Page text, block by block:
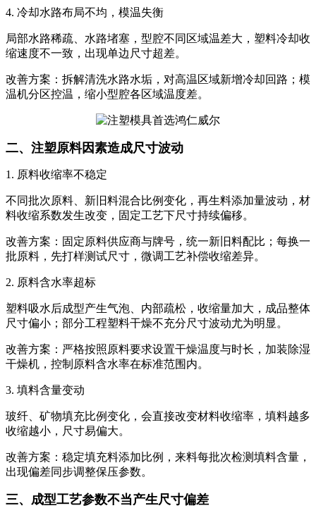
4. 冷却水路布局不均，模温失衡
局部水路稀疏、水路堵塞，型腔不同区域温差大，塑料冷却收
缩速度不一致，出现单边尺寸超差。
改善方案：拆解清洗水路水垢，对高温区域新增冷却回路；模
温机分区控温，缩小型腔各区域温度差。
二、注塑原料因素造成尺寸波动
1. 原料收缩率不稳定
不同批次原料、新旧料混合比例变化，再生料添加量波动，材
料收缩系数发生改变，固定工艺下尺寸持续偏移。
改善方案：固定原料供应商与牌号，统一新旧料配比；每换一
批原料，先打样测试尺寸，微调工艺补偿收缩差异。
2. 原料含水率超标
塑料吸水后成型产生气泡、内部疏松，收缩量加大，成品整体
尺寸偏小；部分工程塑料干燥不充分尺寸波动尤为明显。
改善方案：严格按照原料要求设置干燥温度与时长，加装除湿
干燥机，控制原料含水率在标准范围内。
3. 填料含量变动
玻纤、矿物填充比例变化，会直接改变材料收缩率，填料越多
收缩越小，尺寸易偏大。
改善方案：稳定填充料添加比例，来料每批次检测填料含量，
出现偏差同步调整保压参数。
三、成型工艺参数不当产生尺寸偏差